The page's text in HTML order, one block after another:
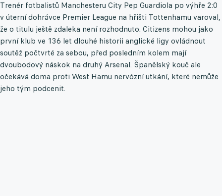
Trenér fotbalistů Manchesteru City Pep Guardiola po výhře 2:0
v úterní dohrávce Premier League na hřišti Tottenhamu varoval,
že o titulu ještě zdaleka není rozhodnuto. Citizens mohou jako
první klub ve 136 let dlouhé historii anglické ligy ovládnout
soutěž počtvrté za sebou, před posledním kolem mají
dvoubodový náskok na druhý Arsenal. Španělský kouč ale
očekává doma proti West Hamu nervózní utkání, které nemůže
jeho tým podcenit.